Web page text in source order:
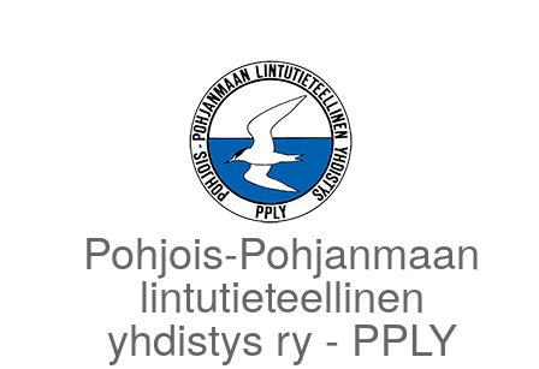
Pohjois-Pohjanmaan
lintutieteellinen
yhdistys ry - PPLY